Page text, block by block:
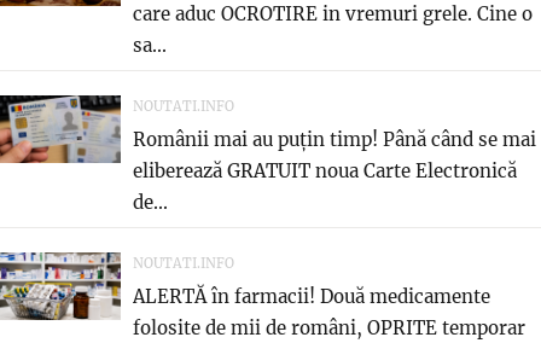
care aduc OCROTIRE in vremuri grele. Cine o
sa...
NOUTATI.INFO
Românii mai au puțin timp! Până când se mai
eliberează GRATUIT noua Carte Electronică
de...
NOUTATI.INFO
ALERTĂ în farmacii! Două medicamente
folosite de mii de români, OPRITE temporar